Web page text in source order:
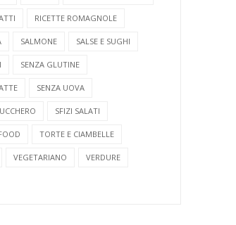
RICETTE ROMAGNOLE
SALMONE SALSE E SUGHI
SENZA GLUTINE
SENZA UOVA
SFIZI SALATI
TORTE E CIAMBELLE
VEGETARIANO VERDURE